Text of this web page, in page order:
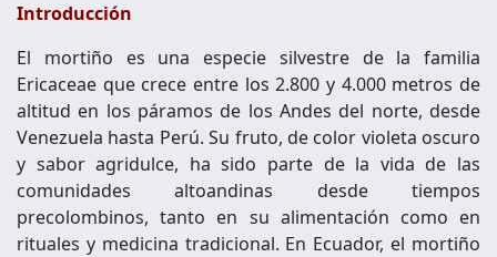
Introducción
El mortiño es una especie silvestre de la familia
Ericaceae que crece entre los 2.800 y 4.000 metros de
altitud en los páramos de los Andes del norte, desde
Venezuela hasta Perú. Su fruto, de color violeta oscuro
y sabor agridulce, ha sido parte de la vida de las
comunidades altoandinas desde tiempos
precolombinos, tanto en su alimentación como en
rituales y medicina tradicional. En Ecuador, el mortiño